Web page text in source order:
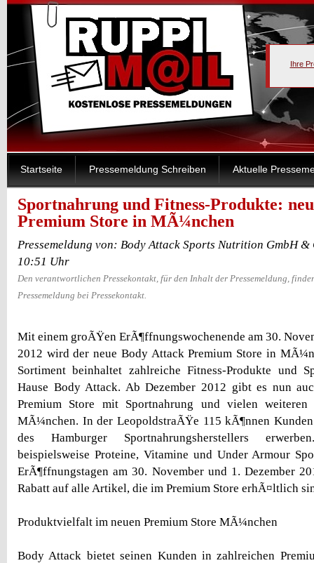
Ihre
Startseite Pressemeldung Schreiben Aktuelle
Sportnahrung und Fitness-Produkte:
Premium Store in MÃ¼nchen
Pressemeldung von: Body Attack Sports Nutrition GmbH &
10:51 Uhr
Den verantwortlichen Pressekontakt, für den Inhalt der Pressemeldung,
Pressemeldung bei Pressekontakt.
Mit einem groÃŸen ErÃ¶ffnungswochenende am 30.
2012 wird der neue Body Attack Premium Store in
Sortiment beinhaltet zahlreiche Fitness-Produkte und
Hause Body Attack. Ab Dezember 2012 gibt es nun
Premium Store mit Sportnahrung und vielen weiteren
MÃ¼nchen. In der LeopoldstraÃŸe 115 kÃ¶nnen
des Hamburger Sportnahrungsherstellers
beispielsweise Proteine, Vitamine und Under Armour
ErÃ¶ffnungstagen am 30. November und 1. Dezember
Rabatt auf alle Artikel, die im Premium Store erhÃ¤ltlich
Produktvielfalt im neuen Premium Store MÃ¼nchen
Body Attack bietet seinen Kunden in zahlreichen